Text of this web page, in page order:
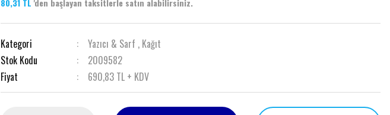
80,31 TL 'den başlayan taksitlerle satın alabilirsiniz.
Kategori Yazıcı & Sarf , Kağıt
Stok Kodu
2009582
Fiyat
690,83 TL + KDV